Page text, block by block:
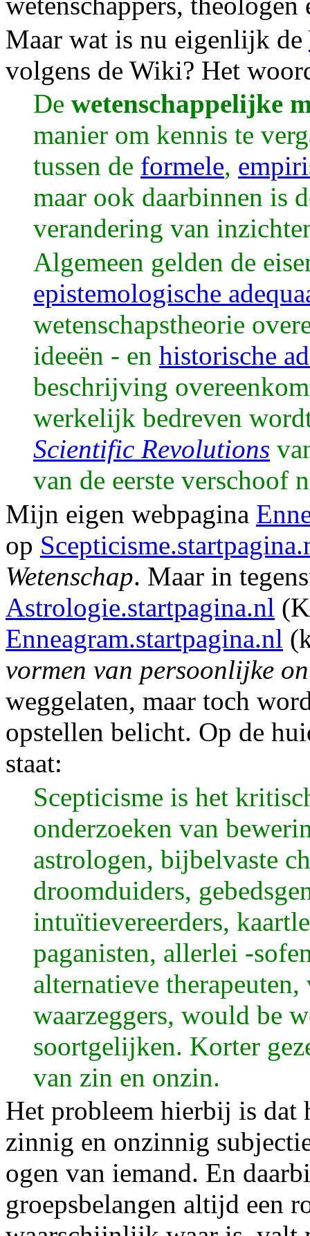
Maar wat is nu eigenlijk de
volgens de Wiki? Het
De wetenschappelijke
manier om kennis te
tussen de formele,
maar ook daarbinnen is
verandering van
Algemeen gelden de
epistemologische
wetenschapstheorie
ideeën - en historische
beschrijving
werkelijk bedreven
Scientific Revolutions
van de eerste verschoof
Mijn eigen webpagina
op
Wetenschap. Maar in
Astrologie.startpagina.nl
Enneagram.startpagina.nl
vormen van persoonlijke
weggelaten, maar toch
opstellen belicht. Op de
staat:
Scepticisme is het
onderzoeken van
astrologen, bijbelvaste
droomduiders,
intuïtievereerders,
paganisten, allerlei -
alternatieve
waarzeggers, would be
soortgelijken. Korter
van zin en onzin.
Het probleem hierbij is dat
zinnig en onzinnig
ogen van iemand. En
groepsbelangen altijd een